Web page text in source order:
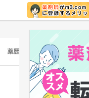
薬歴 マイナ保険証